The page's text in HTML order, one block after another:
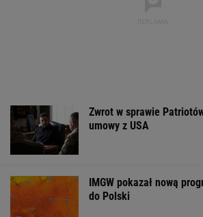
Zwrot w sprawie
umowy z USA
IMGW pokazał nową
do Polski